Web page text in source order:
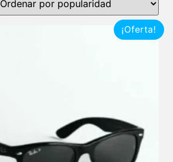
¡Oferta!